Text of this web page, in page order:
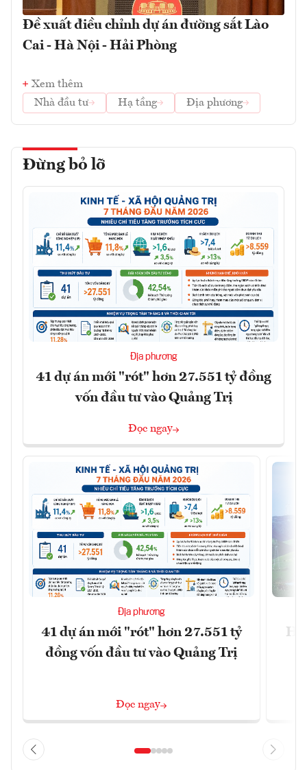
Đề xuất điều chỉnh dự án đường sắt Lào
Cai - Hà Nội - Hải Phòng
Xem thêm
Nhà đầu tư
Hạ tầng Địa phương
Đừng bỏ lỡ
Địa phương
41 dự án mới "rót" hơn 27.551 tỷ đồng
vốn đầu tư vào Quảng Trị
Đọc ngay
Địa phương
41 dự án mới "rót" hơn 27.551 tỷ
đồng vốn đầu tư vào Quảng Trị
Đọc ngay
Hà